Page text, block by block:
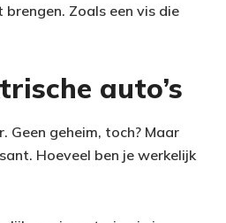
Zoals een vis die
auto’s
Geen geheim, toch? Maar
Hoeveel ben je werkelijk